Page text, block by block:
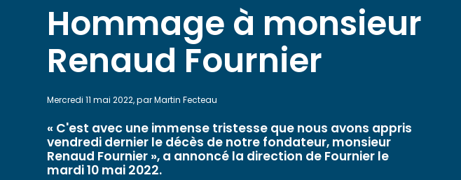
Hommage à monsieur
Renaud Fournier
Mercredi 11 mai 2022, par Martin Fecteau
« C'est avec une immense tristesse que nous avons appris
vendredi dernier le décès de notre fondateur, monsieur
Renaud Fournier », a annoncé la direction de Fournier le
mardi 10 mai 2022.